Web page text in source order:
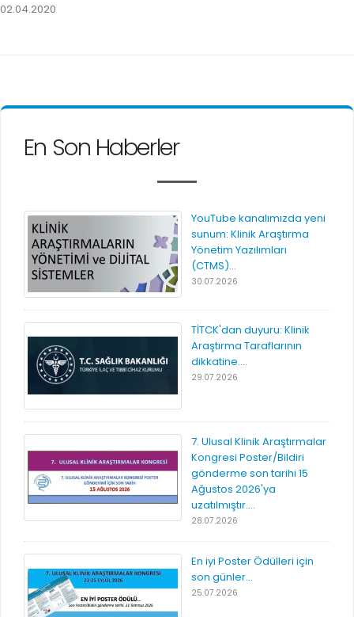
02.04.2020
En Son Haberler
YouTube kanalımızda yeni
sunum: Klinik Araştırma
Yönetim Yazılımları
(CTMS)...
30.07.2026
TİTCK'dan duyuru: Klinik
Araştırma Taraflarının
dikkatine....
29.07.2026
7. Ulusal Klinik Araştırmalar
Kongresi Poster/Bildiri
gönderme son tarihi 15
Ağustos 2026'ya
uzatılmıştır....
28.07.2026
En iyi Poster Ödülleri için
son günler...
25.07.2026